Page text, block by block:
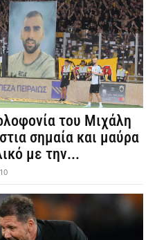
του Μιχάλη
σημαία και μαύρα
με την...